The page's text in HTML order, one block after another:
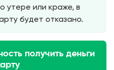
утере или краже, в
будет отказано.
получить деньги